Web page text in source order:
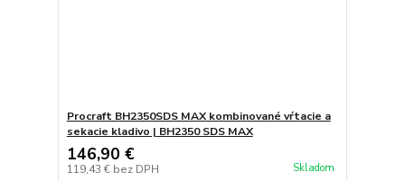
Procraft BH2350SDS MAX kombinované vŕtacie a
sekacie kladivo | BH2350 SDS MAX
146,90 €
119,43 € bez DPH Skladom